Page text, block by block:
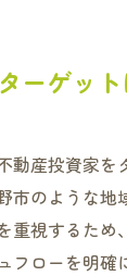
ーゲッ
動産投資家を
市のような地
重視するため
フローを明確